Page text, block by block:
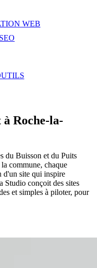
WEB
Roche-la-
du Buisson et du Puits
commune, chaque
d'un site qui inspire
Studio conçoit des sites
et simples à piloter, pour